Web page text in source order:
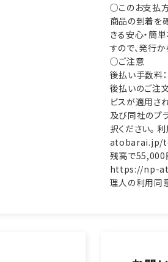
○このお支払
商品の到着を確
きる安心・簡
すので、発行
○ご注意
後払い手数料
後払いのご注
ビスが適用さ
及び同社のプ
択ください
atobarai.jp/
残高で55,000
https://np-
理人の利用同